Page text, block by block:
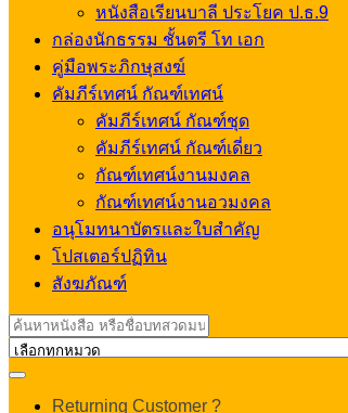
หนังสือเรียนบาลี ประโยค ป.ธ.9
กล่องนักธรรม ชั้นตรี โท เอก
คู่มือพระภิกษุสงฆ์
คัมภีร์เทศน์ กัณฑ์เทศน์
คัมภีร์เทศน์ กัณฑ์ชุด
คัมภีร์เทศน์ กัณฑ์เดี่ยว
กัณฑ์เทศน์งานมงคล
กัณฑ์เทศน์งานอวมงคล
อนุโมทนาบัตรและใบสำคัญ
โปสเตอร์ปฏิทิน
สังฆภัณฑ์
Search
for:
Returning Customer ?